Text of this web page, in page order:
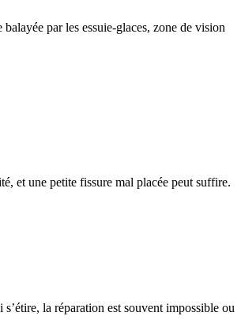
par les essuie-glaces, zone de vision
et une petite fissure mal placée peut suffire.
la réparation est souvent impossible ou